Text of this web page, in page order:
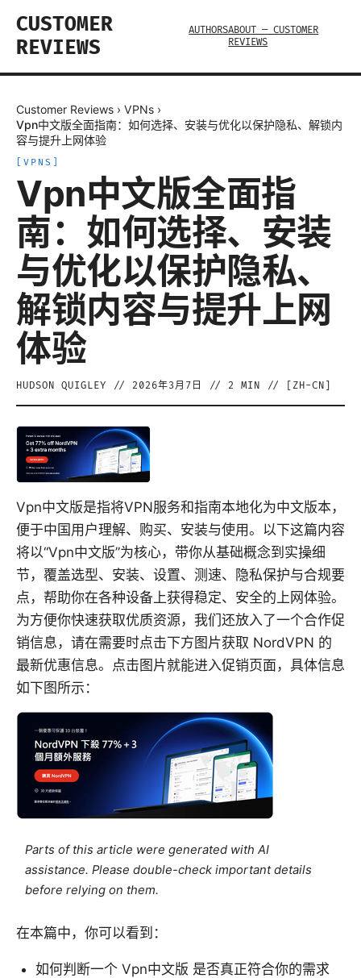
CUSTOMER
REVIEWS
AUTHORSABOUT — CUSTOMER
REVIEWS
Customer Reviews › VPNs ›
Vpn中文版全面指南：如何选择、安装与优化以保护隐私、解锁内
容与提升上网体验
VPNS
Vpn中文版全面指
南：如何选择、安装
与优化以保护隐私、
解锁内容与提升上网
体验
HUDSON QUIGLEY // 2026年3月7日 // 2 MIN // [ ZH-CN
Vpn中文版是指将VPN服务和指南本地化为中文版本，
便于中国用户理解、购买、安装与使用。以下这篇内容
将以“Vpn中文版”为核心，带你从基础概念到实操细
节，覆盖选型、安装、设置、测速、隐私保护与合规要
点，帮助你在各种设备上获得稳定、安全的上网体验。
为方便你快速获取优质资源，我们还放入了一个合作促
销信息，请在需要时点击下方图片获取 NordVPN 的
最新优惠信息。点击图片就能进入促销页面，具体信息
如下图所示：
Parts of this article were generated with AI
assistance. Please double-check important details
before relying on them.
在本篇中，你可以看到：
如何判断一个 Vpn中文版 是否真正符合你的需求